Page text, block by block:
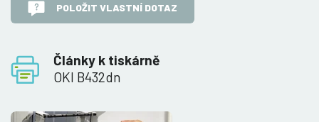
Články k tiskárně
OKI B432dn
POLOŽIT VLASTNÍ DOTAZ